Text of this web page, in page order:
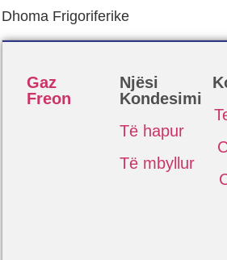
Dhoma Frigoriferike
Gaz
Freon
Njësi
Kondesimi
Të hapur
Të mbyllur